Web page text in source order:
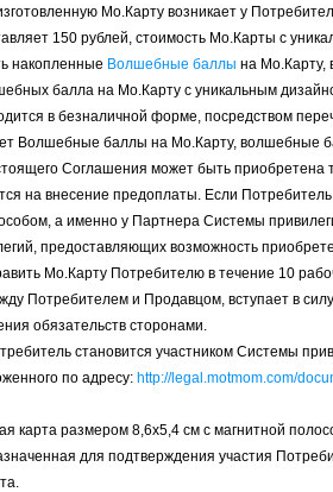
Мо.Карту возникает у
150 рублей, стоимость Мо.Карты с
накопленные Волшебные баллы на Мо.Карту,
балла на Мо.Карту с уникальным
в безналичной форме, посредством
Волшебные баллы на Мо.Карту, волшебные
Соглашения может быть приобретена
на внесение предоплаты. Если
а именно у Партнера Системы
предоставляющих возможность
Мо.Карту Потребителю в течение 10
Потребителем и Продавцом, вступает в
обязательств сторонами.
становится участником Системы
по адресу: http://legal.motmom.com/
карта размером 8,6х5,4 см с магнитной
для подтверждения участия